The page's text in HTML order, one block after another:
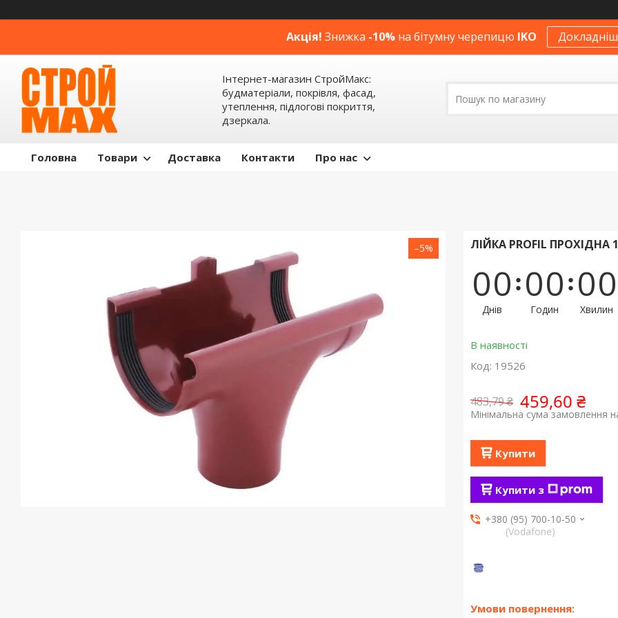
Акція! Знижка -10%на бітумну черепицю IKO
Інтернет-магазин СтройМакс:
будматеріали, покрівля, фасад,
утеплення, підлогові покриття,
дзеркала.
Головна Товари Доставка Контакти Про нас
–5% ЛІЙКА PROFIL ПРОХІДНА
00
Днів
00
Годин
00
Хвилин
В наявності
Код: 19526
483,79 ₴ 459,60 ₴
Мінімальна сума замовлення
Купити
Купити з
+380 (95) 700-10-50
(Vodafone)